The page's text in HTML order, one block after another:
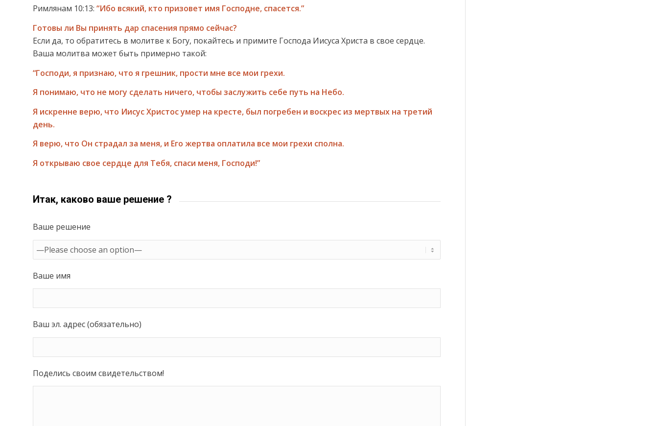
Римлянам 10:13: “Ибо всякий, кто призовет имя Господне, спасется.”
Готовы ли Вы принять дар спасения прямо сейчас?
Если да, то обратитесь в молитве к Богу, покайтесь и примите Господа Иисуса Христа в свое сердце.
Ваша молитва может быть примерно такой:
“Господи, я признаю, что я грешник, прости мне все мои грехи.
Я понимаю, что не могу сделать ничего, чтобы заслужить себе путь на Небо.
Я искренне верю, что Иисус Христос умер на кресте, был погребен и воскрес из мертвых на третий
день.
Я верю, что Он страдал за меня, и Его жертва оплатила все мои грехи сполна.
Я открываю свое сердце для Тебя, спаси меня, Господи!”
Итак, каково ваше решение ?
Ваше решение
Ваше имя
Ваш эл. адрес (обязательно)
Поделись своим свидетельством!